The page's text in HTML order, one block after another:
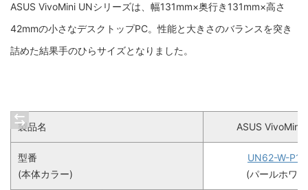
ASUS VivoMini UNシリーズは、幅131mm×奥行き131mm×高さ
42mmの小さなデスクトップPC。性能と大きさのバランスを突き
詰めた結果手のひらサイズとなりました。
製品名 ASUS VivoMini
型番
(本体カラー)
UN62-W-
(パールホワ